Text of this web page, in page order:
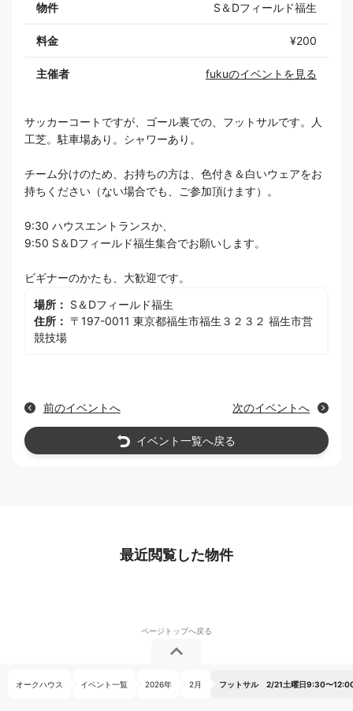
物件 S＆Dフィールド福生
料金 ¥200
主催者 fukuのイベントを見る
サッカーコートですが、ゴール裏での、フットサルです。人
工芝。駐車場あり。シャワーあり。
チーム分けのため、お持ちの方は、色付き＆白いウェアをお
持ちください（ない場合でも、ご参加頂けます）。
9:30 ハウスエントランスか、
9:50 S＆Dフィールド福生集合でお願いします。
ビギナーのかたも、大歓迎です。
場所： S＆Dフィールド福生
住所： 〒197-0011 東京都福生市福生３２３２ 福生市営
競技場
前のイベントへ 次のイベントへ
イベント一覧へ戻る
最近閲覧した物件
オークハウス イベント一覧 2026年 2月 フットサル 2/21土曜日9:30〜